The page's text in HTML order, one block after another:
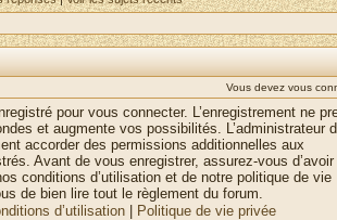
Vous devez vous
pour vous connecter. L’enregistrement ne
et augmente vos possibilités. L’administrateur
accorder des permissions additionnelles aux
Avant de vous enregistrer, assurez-vous
conditions d’utilisation et de notre politique de vie
de bien lire tout le règlement du forum.
d’utilisation
Politique de vie privée